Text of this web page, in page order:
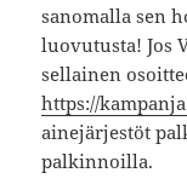
sanomalla sen
luovutusta! Jos
sellainen
https://
ainejärjestöt
palkinnoilla.